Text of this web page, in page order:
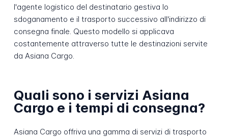
l'agente logistico del destinatario gestiva lo
sdoganamento e il trasporto successivo all'indirizzo di
consegna finale. Questo modello si applicava
costantemente attraverso tutte le destinazioni servite
da Asiana Cargo.
Quali sono i servizi Asiana
Cargo e i tempi di consegna?
Asiana Cargo offriva una gamma di servizi di trasporto